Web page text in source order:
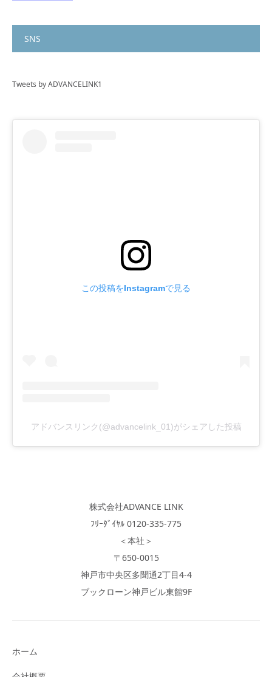
SNS
Tweets by ADVANCELINK1
この投稿をInstagramで見る
アドバンスリンク(@advancelink_01)がシェアした投稿
株式会社ADVANCE LINK
ﾌﾘｰﾀﾞｲﾔﾙ 0120-335-775
＜本社＞
〒650-0015
神戸市中央区多聞通2丁目4-4
ブックローン神戸ビル東館9F
ホーム